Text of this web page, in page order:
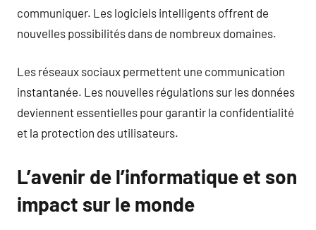
communiquer. Les logiciels intelligents offrent de
nouvelles possibilités dans de nombreux domaines.
Les réseaux sociaux permettent une communication
instantanée. Les nouvelles régulations sur les données
deviennent essentielles pour garantir la confidentialité
et la protection des utilisateurs.
L’avenir de l’informatique et son
impact sur le monde